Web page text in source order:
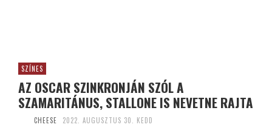
SZÍNES
AZ OSCAR SZINKRONJÁN SZÓL A
SZAMARITÁNUS, STALLONE IS NEVETNE RAJTA
CHEESE 2022. AUGUSZTUS 30. KEDD